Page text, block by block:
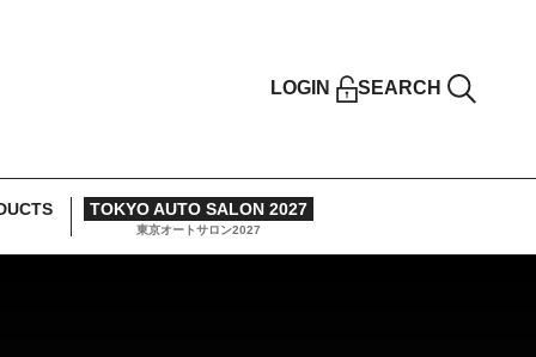
LOGIN SEARCH
TOKYO AUTO SALON 2027
東京オートサロン2027